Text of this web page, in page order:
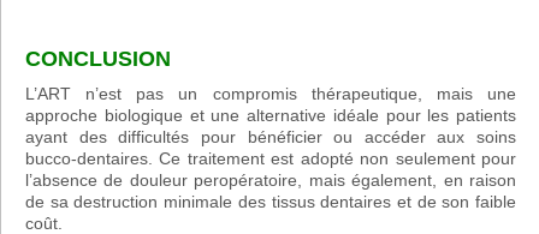
CONCLUSION
L’ART n’est pas un compromis thérapeutique, mais une
approche biologique et une alternative idéale pour les patients
ayant des difficultés pour bénéficier ou accéder aux soins
bucco-dentaires. Ce traitement est adopté non seulement pour
l’absence de douleur peropératoire, mais également, en raison
de sa destruction minimale des tissus dentaires et de son faible
coût.